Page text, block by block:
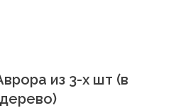
из 3-х шт (в